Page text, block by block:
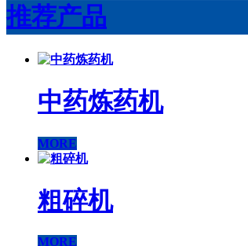
推荐产品
中药炼药机
MORE
粗碎机
MORE